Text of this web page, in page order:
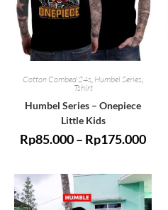
Cotton Combed 24s, Humbel Series,
Tshirt
Humbel Series – Onepiece
Little Kids
Rp85.000– Rp175.000